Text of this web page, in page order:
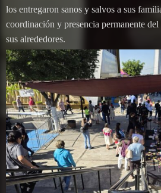
los entregaron sanos y salvos a sus
coordinación y presencia permanente
sus alrededores.